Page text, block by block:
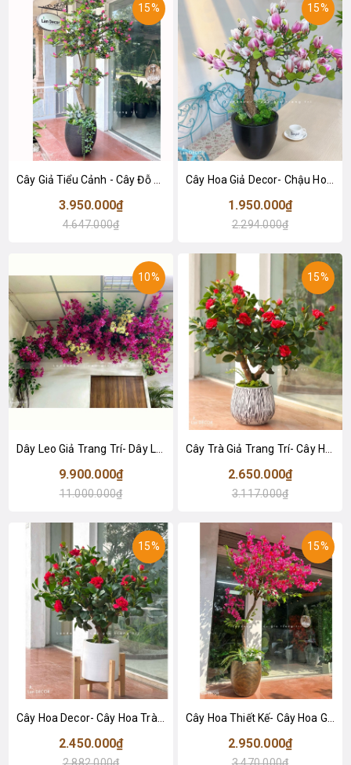
15%
3.950.000₫
4.647.000₫
15%
1.950.000₫
2.294.000₫
10%
9.900.000₫
11.000.000₫
15%
2.650.000₫
3.117.000₫
15%
2.450.000₫
15%
2.950.000₫